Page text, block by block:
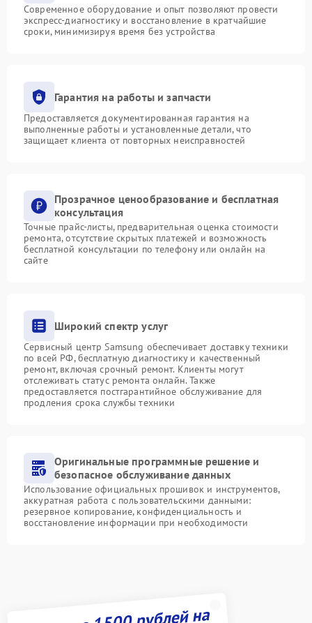
Современное оборудование и опыт позволяют провести
экспресс-диагностику и восстановление в кратчайшие
сроки, минимизируя время без устройства
Гарантия на работы и запчасти
Предоставляется документированная гарантия на
выполненные работы и установленные детали, что
защищает клиента от повторных неисправностей
Прозрачное ценообразование и бесплатная
консультация
Точные прайс-листы, предварительная оценка стоимости
ремонта, отсутствие скрытых платежей и возможность
бесплатной консультации по телефону или онлайн на
сайте
Широкий спектр услуг
Сервисный центр Samsung обеспечивает доставку техники
по всей РФ, бесплатную диагностику и качественный
ремонт, включая срочный ремонт. Клиенты могут
отслеживать статус ремонта онлайн. Также
предоставляется постгарантийное обслуживание для
продления срока службы техники
Оригинальные программные решение и
безопасное обслуживание данных
Использование официальных прошивок и инструментов,
аккуратная работа с пользовательскими данными:
резервное копирование, конфиденциальность и
восстановление информации при необходимости